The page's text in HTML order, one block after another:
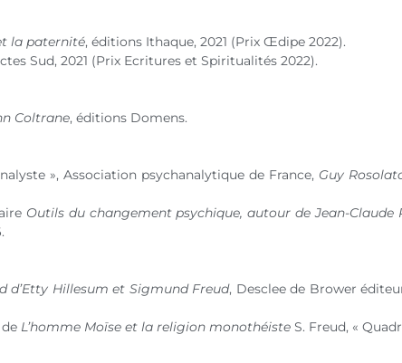
la paternité, éditions Ithaque, 2021 (Prix Œdipe 2022).
Sud, 2021 (Prix Ecritures et Spiritualités 2022).
Coltrane, éditions Domens.
», Association psychanalytique de France, Guy
Outils du changement psychique, autour de Jean-Claude
d’Etty Hillesum et Sigmund Freud, Desclee de Brower
L’homme Moïse et la religion monothéiste S. Freud, «